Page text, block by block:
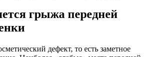
грыжа передней
дефект, то есть заметное